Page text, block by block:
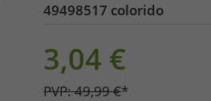
49498517 colorido
3,04 €
PVP:49,99€*